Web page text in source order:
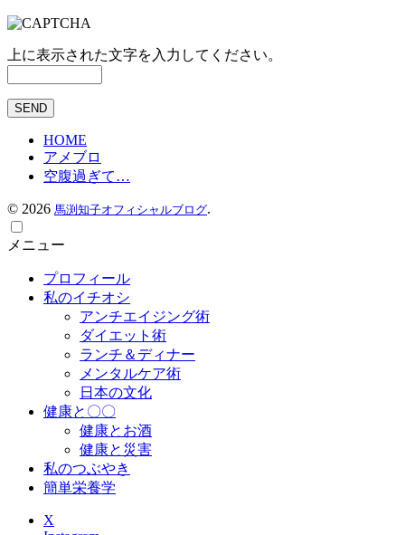
上に表示された文字を入力してください。
HOME
アメブロ
空腹過ぎて…
© 2026 馬渕知子オフィシャルブログ.
メニュー
プロフィール
私のイチオシ
アンチエイジング術
ダイエット術
ランチ＆ディナー
メンタルケア術
日本の文化
健康と〇〇
健康とお酒
健康と災害
私のつぶやき
簡単栄養学
X